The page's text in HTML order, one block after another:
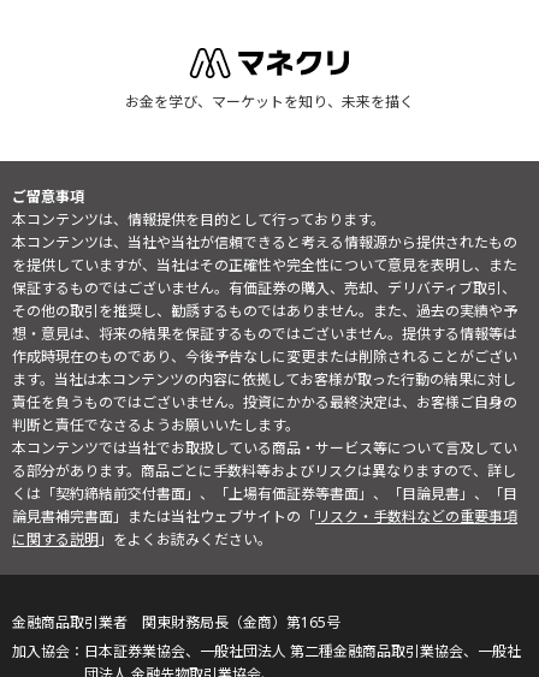
お金を学び、マーケットを知り、未来を描く
ご留意事項
本コンテンツは、情報提供を目的として行っております。
本コンテンツは、当社や当社が信頼できると考える情報源から提供されたもの
を提供していますが、当社はその正確性や完全性について意見を表明し、また
保証するものではございません。有価証券の購入、売却、デリバティブ取引、
その他の取引を推奨し、勧誘するものではありません。また、過去の実績や予
想・意見は、将来の結果を保証するものではございません。提供する情報等は
作成時現在のものであり、今後予告なしに変更または削除されることがござい
ます。当社は本コンテンツの内容に依拠してお客様が取った行動の結果に対し
責任を負うものではございません。投資にかかる最終決定は、お客様ご自身の
判断と責任でなさるようお願いいたします。
本コンテンツでは当社でお取扱している商品・サービス等について言及してい
る部分があります。商品ごとに手数料等およびリスクは異なりますので、詳し
くは「契約締結前交付書面」、「上場有価証券等書面」、「目論見書」、「目
論見書補完書面」または当社ウェブサイトの「リスク・手数料などの重要事項
に関する説明」をよくお読みください。
金融商品取引業者 関東財務局長（金商）第165号
日本証券業協会、一般社団法人 第二種金融商品取引業協会、一般社